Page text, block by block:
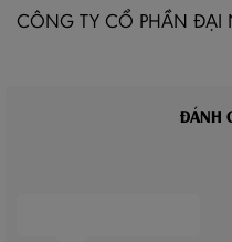
CÔNG TY CỔ PHẦN ĐẠI
ĐÁNH